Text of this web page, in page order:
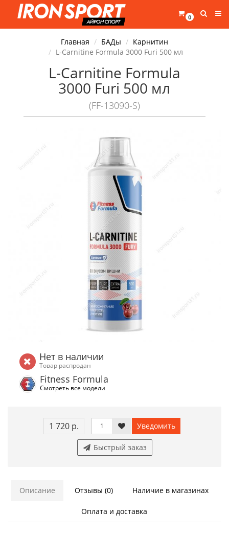
0
Главная БАДы
Карнитин
L-Carnitine Formula 3000 Furi 500 мл
L-Carnitine Formula
3000 Furi 500 мл
(FF-13090-S)
Нет в наличии
Товар распродан
Fitness Formula
Смотреть все модели
1 720 р. Уведомить
Быстрый заказ
Описание Отзывы (0) Наличие в магазинах
Оплата и доставка